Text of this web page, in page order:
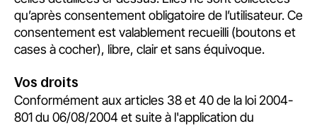
qu’après consentement obligatoire de l’utilisateur. Ce
consentement est valablement recueilli (boutons et
cases à cocher), libre, clair et sans équivoque.
Vos droits
Conformément aux articles 38 et 40 de la loi 2004-
801 du 06/08/2004 et suite à l'application du